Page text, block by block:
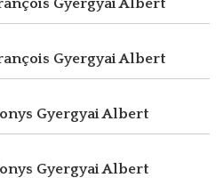
Gyergyai Albert
Gyergyai Albert
Gyergyai Albert
Gyergyai Albert